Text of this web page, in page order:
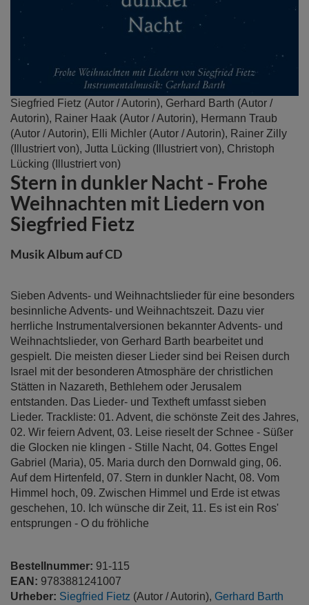
Siegfried Fietz (Autor / Autorin), Gerhard Barth (Autor /
Autorin), Rainer Haak (Autor / Autorin), Hermann Traub
(Autor / Autorin), Elli Michler (Autor / Autorin), Rainer Zilly
(Illustriert von), Jutta Lücking (Illustriert von), Christoph
Lücking (Illustriert von)
Stern in dunkler Nacht - Frohe
Weihnachten mit Liedern von
Siegfried Fietz
Musik Album auf CD
Sieben Advents- und Weihnachtslieder für eine besonders
besinnliche Advents- und Weihnachtszeit. Dazu vier
herrliche Instrumentalversionen bekannter Advents- und
Weihnachtslieder, von Gerhard Barth bearbeitet und
gespielt. Die meisten dieser Lieder sind bei Reisen durch
Israel mit der besonderen Atmosphäre der christlichen
Stätten in Nazareth, Bethlehem oder Jerusalem
entstanden. Das Lieder- und Textheft umfasst sieben
Lieder. Trackliste: 01. Advent, die schönste Zeit des Jahres,
02. Wir feiern Advent, 03. Leise rieselt der Schnee - Süßer
die Glocken nie klingen - Stille Nacht, 04. Gottes Engel
Gabriel (Maria), 05. Maria durch den Dornwald ging, 06.
Auf dem Hirtenfeld, 07. Stern in dunkler Nacht, 08. Vom
Himmel hoch, 09. Zwischen Himmel und Erde ist etwas
geschehen, 10. Ich wünsche dir Zeit, 11. Es ist ein Ros'
entsprungen - O du fröhliche
Bestellnummer: 91-115
EAN: 9783881241007
Urheber: Siegfried Fietz (Autor / Autorin), Gerhard Barth
Zum
Anfang
der
Bildergalerie
springen